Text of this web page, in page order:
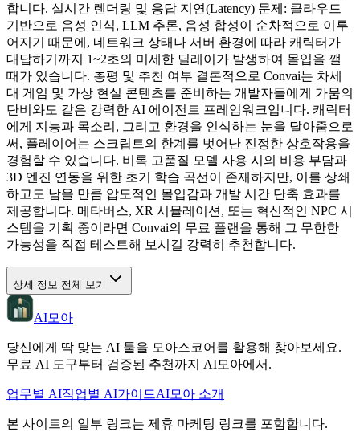
합니다. 실시간 렌더링 및 응답 지연(Latency) 문제: 클라우드
기반으로 음성 인식, LLM 추론, 음성 합성이 순차적으로 이루
어지기 때문에, 네트워크 상태나 서버 환경에 따라 캐릭터가
대답하기까지 1~2초의 미세한 딜레이가 발생하여 몰입을 깰
때가 있습니다. 총평 및 추천 여부 결론적으로 Convai는 차세
대 게임 및 가상 현실 콘텐츠를 준비하는 개발자들에게 가뭄의
단비와도 같은 강력한 AI 에이전트 프레임워크입니다. 캐릭터
에게 지능과 목소리, 그리고 환경을 인식하는 눈을 달아줌으로
써, 플레이어는 스크립트의 한계를 벗어난 진정한 상호작용을
경험할 수 있습니다. 비록 고품질 모델 사용 시의 비용 부담과
3D 엔진 연동을 위한 초기 학습 곡선이 존재하지만, 이를 상쇄
하고도 남을 만큼 압도적인 몰입감과 개발 시간 단축 효과를
제공합니다. 메타버스, XR 시뮬레이션, 또는 혁신적인 NPC 시
스템을 기획 중이라면 Convai의 무료 플랜을 통해 그 무한한
가능성을 직접 테스트해 보시길 강력히 추천합니다.
상세 정보 전체 보기
AI모아
당신에게 딱 맞는 AI 툴을 모아스코어를 활용해 찾아보세요.
무료 AI 도구부터 검증된 추천까지 AI모아에서.
업무별 AI직업별 AI가이드AI모아 소개
본 사이트의 일부 링크는 제휴 마케팅 링크를 포함합니다.